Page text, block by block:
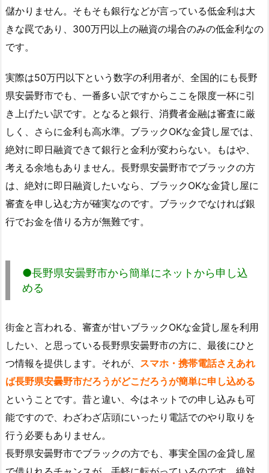
儲かりません。そもそも銀行などが言っている低金利は大
きな罠であり、300万円以上の融資の場合のみの低金利なの
です。
実際は50万円以下という数字の利用者が、全国的にも長野
県安曇野市でも、一番多い訳ですからここを限度一杯に引
き上げたい訳です。となると銀行、消費者金融は審査に厳
しく、さらに金利も高水準。ブラックOKな金貸し屋では、
絶対に即日融資できて銀行と金利が変わらない。もはや、
考える余地もありません。長野県安曇野市でブラックの方
は、絶対に即日融資したいなら、ブラックOKな金貸し屋に
審査を申し込む方が確実なのです。ブラックでなければ銀
行でお金を借りる方が無難です。
●長野県安曇野市から簡単にネットから申し込
める
街金と言われる、審査が甘いブラックOKな金貸し屋を利用
したい、と思っている長野県安曇野市の方に、最後にひと
つ情報を提供します。それが、 スマホ・携帯電話さえあれ
ば長野県安曇野市だろうがどこだろうが簡単に申し込める
ということです。昔と違い、今はネットでの申し込みも可
能ですので、わざわざ店頭にいったり電話でのやり取りを
行う必要もありません。
長野県安曇野市でブラックの方でも、事実全国の金貸し屋